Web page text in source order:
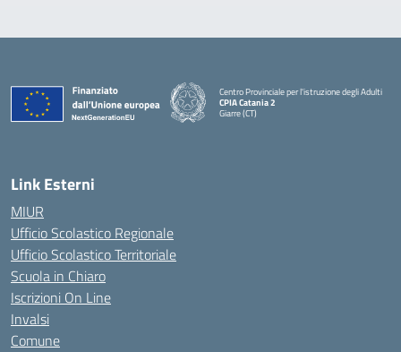
Centro Provinciale per l'istruzione degli Adulti
CPIA Catania 2
Giarre (CT)
Link Esterni
MIUR
Ufficio Scolastico Regionale
Ufficio Scolastico Territoriale
Scuola in Chiaro
Iscrizioni On Line
Invalsi
Comune